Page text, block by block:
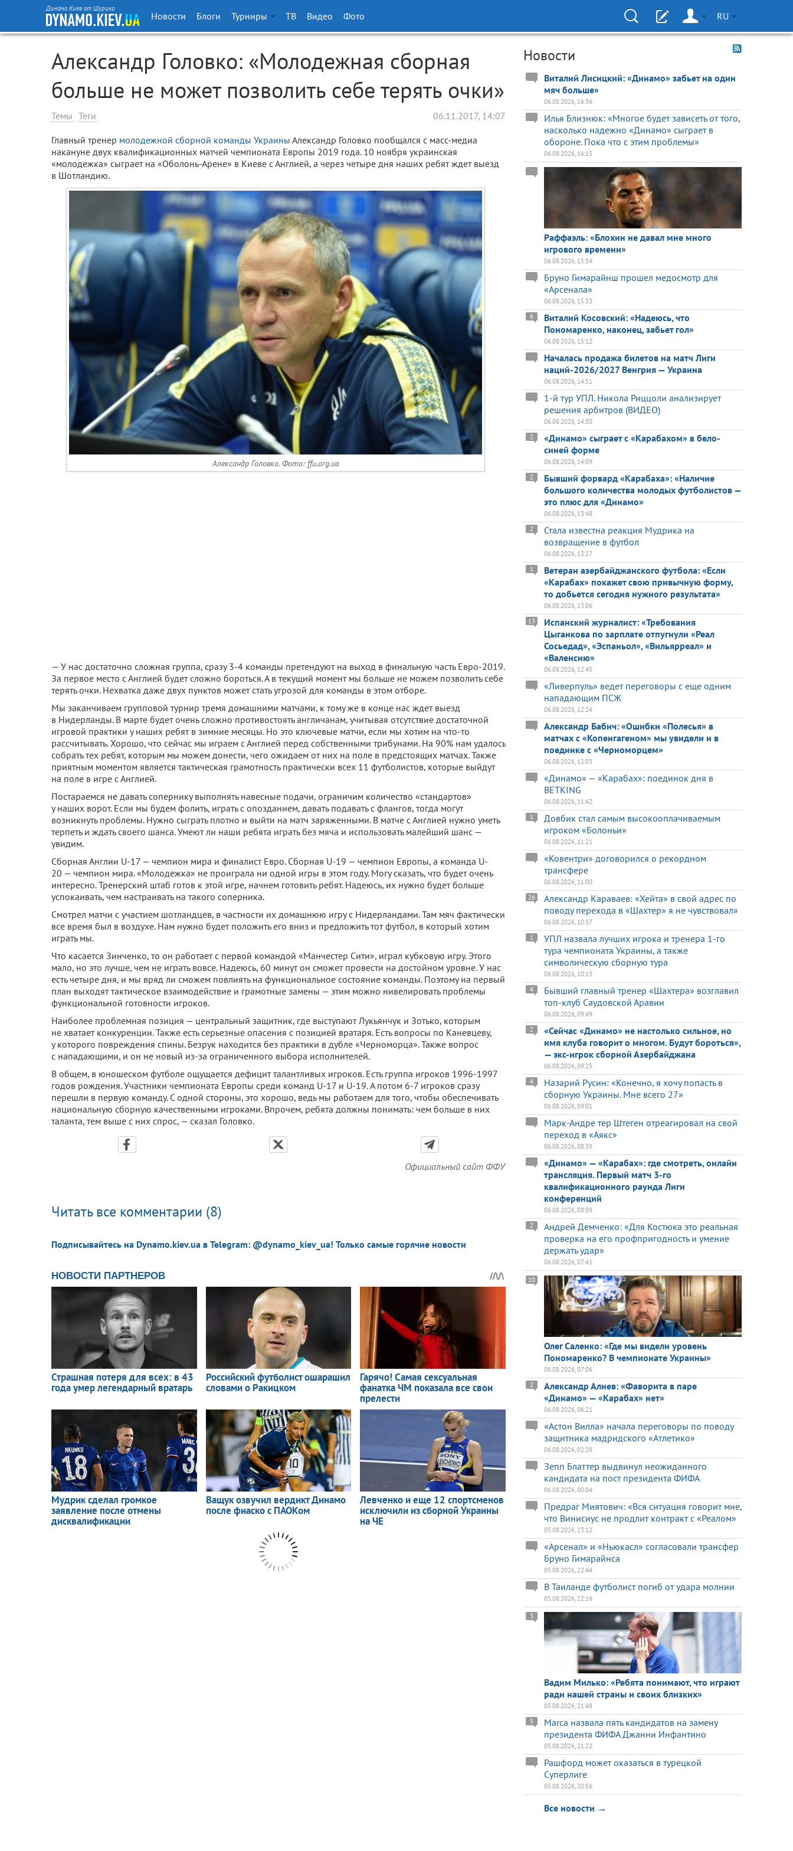
Динамо Киев от Шурика
Новости Блоги Турниры ТВ Видео Фото RU
Александр Головко: «Молодежная сборная
больше не может позволить себе терять очки»
Темы Теги 06.11.2017, 14:07
Главный тренер молодежной сборной команды Украины Александр Головко пообщался с масс-медиа
накануне двух квалификационных матчей чемпионата Европы 2019 года. 10 ноября украинская
«молодежка» сыграет на «Оболонь-Арене» в Киеве с Англией, а через четыре дня наших ребят ждет выезд
в Шотландию.
Александр Головко. Фото: ffu.org.ua
— У нас достаточно сложная группа, сразу 3-4 команды претендуют на выход в финальную часть Евро-2019.
За первое место с Англией будет сложно бороться. А в текущий момент мы больше не можем позволить себе
терять очки. Нехватка даже двух пунктов может стать угрозой для команды в этом отборе.
Мы заканчиваем групповой турнир тремя домашними матчами, к тому же в конце нас ждет выезд
в Нидерланды. В марте будет очень сложно противостоять англичанам, учитывая отсутствие достаточной
игровой практики у наших ребят в зимние месяцы. Но это ключевые матчи, если мы хотим на что-то
рассчитывать. Хорошо, что сейчас мы играем с Англией перед собственными трибунами. На 90% нам удалось
собрать тех ребят, которым мы можем донести, чего ожидаем от них на поле в предстоящих матчах. Также
приятным моментом является тактическая грамотность практически всех 11 футболистов, которые выйдут
на поле в игре с Англией.
Постараемся не давать сопернику выполнять навесные подачи, ограничим количество «стандартов»
у наших ворот. Если мы будем фолить, играть с опозданием, давать подавать с флангов, тогда могут
возникнуть проблемы. Нужно сыграть плотно и выйти на матч заряженными. В матче с Англией нужно уметь
терпеть и ждать своего шанса. Умеют ли наши ребята играть без мяча и использовать малейший шанс —
увидим.
Сборная Англии U-17 — чемпион мира и финалист Евро. Сборная U-19 — чемпион Европы, а команда U-
20 — чемпион мира. «Молодежка» не проиграла ни одной игры в этом году. Могу сказать, что будет очень
интересно. Тренерский штаб готов к этой игре, начнем готовить ребят. Надеюсь, их нужно будет больше
успокаивать, чем настраивать на такого соперника.
Смотрел матчи с участием шотландцев, в частности их домашнюю игру с Нидерландами. Там мяч фактически
все время был в воздухе. Нам нужно будет положить его вниз и предложить тот футбол, в который хотим
играть мы.
Что касается Зинченко, то он работает с первой командой «Манчестер Сити», играл кубковую игру. Этого
мало, но это лучше, чем не играть вовсе. Надеюсь, 60 минут он сможет провести на достойном уровне. У нас
есть четыре дня, и мы вряд ли сможем повлиять на функциональное состояние команды. Поэтому на первый
план выходят тактическое взаимодействие и грамотные замены — этим можно нивелировать проблемы
функциональной готовности игроков.
Наиболее проблемная позиция — центральный защитник, где выступают Лукьянчук и Зотько, которым
не хватает конкуренции. Также есть серьезные опасения с позицией вратаря. Есть вопросы по Каневцеву,
у которого повреждения спины. Безрук находится без практики в дубле «Черноморца». Также вопрос
с нападающими, и он не новый из-за ограниченного выбора исполнителей.
В общем, в юношеском футболе ощущается дефицит талантливых игроков. Есть группа игроков 1996-1997
годов рождения. Участники чемпионата Европы среди команд U-17 и U-19. А потом 6-7 игроков сразу
перешли в первую команду. С одной стороны, это хорошо, ведь мы работаем для того, чтобы обеспечивать
национальную сборную качественными игроками. Впрочем, ребята должны понимать: чем больше в них
таланта, тем выше с них спрос, — сказал Головко.
Официальный сайт ФФУ
Читать все комментарии (8)
Подписывайтесь на Dynamo.kiev.ua в Telegram: @dynamo_kiev_ua! Только самые горячие новости
Новости
Виталий Лисицкий: «Динамо» забьет на один
мяч больше»
06.08.2026, 16:36
Илья Близнюк: «Многое будет зависеть от того,
насколько надежно «Динамо» сыграет в
обороне. Пока что с этим проблемы»
06.08.2026, 16:15
Раффаэль: «Блохин не давал мне много
игрового времени»
06.08.2026, 15:54
Бруно Гимарайнш прошел медосмотр для
«Арсенала»
06.08.2026, 15:33
Виталий Косовский: «Надеюсь, что
Пономаренко, наконец, забьет гол»
6
06.08.2026, 15:12
Началась продажа билетов на матч Лиги
наций-2026/2027 Венгрия — Украина
06.08.2026, 14:51
1-й тур УПЛ. Никола Риццоли анализирует
решения арбитров (ВИДЕО)
06.08.2026, 14:30
«Динамо» сыграет с «Карабахом» в бело-
синей форме
2
06.08.2026, 14:09
Бывший форвард «Карабаха»: «Наличие
большого количества молодых футболистов —
это плюс для «Динамо»
2
06.08.2026, 13:48
Стала известна реакция Мудрика на
возвращение в футбол
2
06.08.2026, 13:27
Ветеран азербайджанского футбола: «Если
«Карабах» покажет свою привычную форму,
то добьется сегодня нужного результата»
1
06.08.2026, 13:06
Испанский журналист: «Требования
Цыганкова по зарплате отпугнули «Реал
Сосьедад», «Эспаньол», «Вильярреал» и
«Валенсию»
13
06.08.2026, 12:45
«Ливерпуль» ведет переговоры с еще одним
нападающим ПСЖ
06.08.2026, 12:24
Александр Бабич: «Ошибки «Полесья» в
матчах с «Копенгагеном» мы увидели и в
поединке с «Черноморцем»
06.08.2026, 12:03
«Динамо» — «Карабах»: поединок дня в
BETKING
06.08.2026, 11:42
Довбик стал самым высокооплачиваемым
игроком «Болоньи»
1
06.08.2026, 11:21
«Ковентри» договорился о рекордном
трансфере
06.08.2026, 11:00
Александр Караваев: «Хейта» в свой адрес по
поводу перехода в «Шахтер» я не чувствовал»
26
06.08.2026, 10:37
УПЛ назвала лучших игрока и тренера 1-го
тура чемпионата Украины, а также
символическую сборную тура
1
06.08.2026, 10:13
Бывший главный тренер «Шахтера» возглавил
топ-клуб Саудовской Аравии
4
06.08.2026, 09:49
«Сейчас «Динамо» не настолько сильное, но
имя клуба говорит о многом. Будут бороться»,
— экс-игрок сборной Азербайджана
2
06.08.2026, 09:25
Назарий Русин: «Конечно, я хочу попасть в
сборную Украины. Мне всего 27»
4
06.08.2026, 09:01
Марк-Андре тер Штеген отреагировал на свой
переход в «Аякс»
06.08.2026, 08:35
«Динамо» — «Карабах»: где смотреть, онлайн
трансляция. Первый матч 3-го
квалификационного раунда Лиги
конференций
06.08.2026, 08:09
Андрей Демченко: «Для Костюка это реальная
проверка на его профпригодность и умение
держать удар»
2
06.08.2026, 07:41
Олег Саленко: «Где мы видели уровень
Пономаренко? В чемпионате Украины»
10
06.08.2026, 07:06
Александр Алиев: «Фаворита в паре
«Динамо» — «Карабах» нет»
2
06.08.2026, 06:21
«Астон Вилла» начала переговоры по поводу
защитника мадридского «Атлетико»
06.08.2026, 02:28
Зепп Блаттер выдвинул неожиданного
кандидата на пост президента ФИФА
06.08.2026, 00:04
Предраг Миятович: «Вся ситуация говорит мне,
что Винисиус не продлит контракт с «Реалом»
05.08.2026, 23:12
«Арсенал» и «Ньюкасл» согласовали трансфер
Бруно Гимарайнса
05.08.2026, 22:44
В Таиланде футболист погиб от удара молнии
05.08.2026, 22:16
Вадим Милько: «Ребята понимают, что играют
ради нашей страны и своих близких»
3
05.08.2026, 21:48
Marca назвала пять кандидатов на замену
президента ФИФА Джанни Инфантино
5
05.08.2026, 21:22
Рашфорд может оказаться в турецкой
Суперлиге
05.08.2026, 20:56
Все новости →